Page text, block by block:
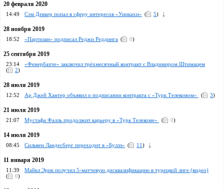
20 февраля 2020
14:49 Сэм Деккер попал в сферу интересов «Уникахи» ( 5)
28 ноября 2019
18:52 «Партизан» подписал Реджи Реддинга ( 0)
25 сентября 2019
23:14
«Фенербахче» заключил трёхмесячный контракт с Владимиром Штимацем
(
2)
28 июля 2019
12:52 Ар Джей Хантер объявил о подписании контракта с «Турк Телекомом» ( 3)
21 июля 2019
21:07 Мустафа Фалль продолжит карьеру в «Турк Телекоме» ( 0)
14 июля 2019
08:45 Сильвен Ландесберг переходит в «Буллз» ( 11)
11 января 2019
11:39
Майкл Эрик получил 5-матчевую дисквалификацию в турецкой лиге (видео)
(
0)